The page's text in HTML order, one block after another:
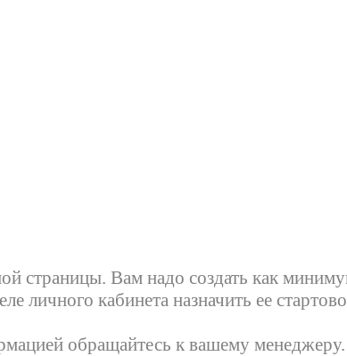
страницы. Вам надо создать как
личного кабинета назначить ее
обращайтесь к вашему менеджеру.